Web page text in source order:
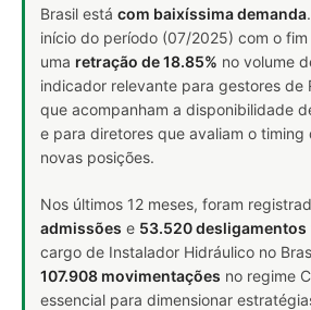
Brasil está com baixíssima demanda
início do período (07/2025) com o
uma retração de 18.85% no volume
indicador relevante para gestores de
que acompanham a disponibilidade
e para diretores que avaliam o
novas posições.
Nos últimos 12 meses, foram
admissões e 53.520 desligamentos
cargo de Instalador Hidráulico no
107.908 movimentações no regime
essencial para dimensionar